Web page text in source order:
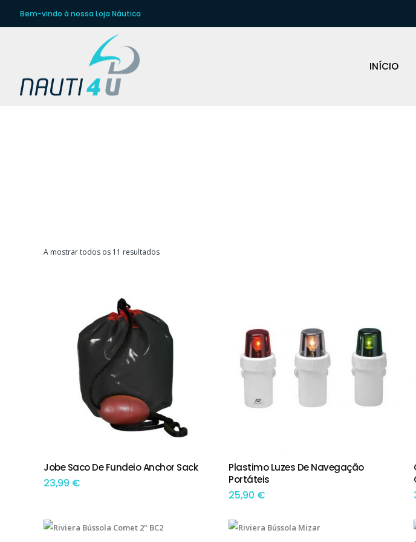
Bem-vindo à nossa Loja Náutica
INÍCIO
A mostrar todos os 11 resultadosOrdenado
para
ADICIONAR
Jobe Saco De Fundeio Anchor Sack
23,99 €
ADICIONAR
Plastimo Luzes De Navegação
Portáteis
25,90 €